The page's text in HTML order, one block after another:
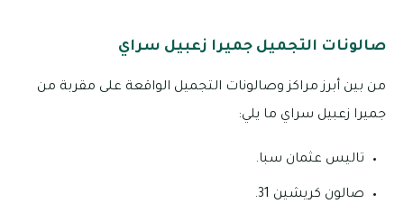
صالونات التجميل جميرا زعبيل سراي
من بين أبرز مراكز وصالونات التجميل الواقعة على مقربة من
جميرا زعبيل سراي ما يلي:
تاليس عثمان سبا.
صالون كريشين 31.